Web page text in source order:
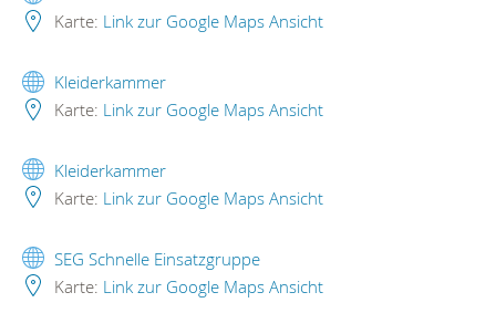
Karte: Link zur Google Maps Ansicht
Kleiderkammer
Karte: Link zur Google Maps Ansicht
Kleiderkammer
Karte: Link zur Google Maps Ansicht
SEG Schnelle Einsatzgruppe
Karte: Link zur Google Maps Ansicht